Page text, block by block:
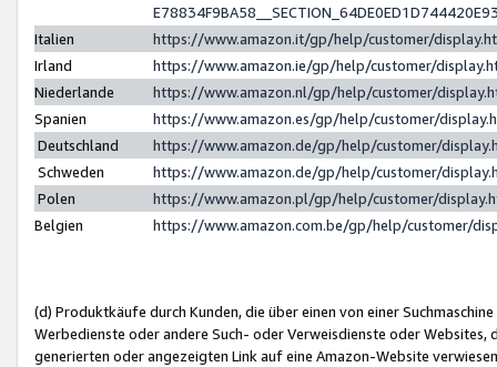
Italien
https://www.amazon.it/gp/help/customer/
Irland
https://www.amazon.ie/gp/help/customer/
Niederlande
https://www.amazon.nl/gp/help/customer/
Spanien
https://www.amazon.es/gp/help/customer/
Deutschland
https://www.amazon.de/gp/help/customer/
Schweden
https://www.amazon.de/gp/help/customer/
Polen
https://www.amazon.pl/gp/help/customer/
Belgien
https://www.amazon.com.be/gp/help/customer/
(d) Produktkäufe durch Kunden, die über einen von einer
Werbedienste oder andere Such- oder Verweisdienste oder Websites,
generierten oder angezeigten Link auf eine Amazon-Website